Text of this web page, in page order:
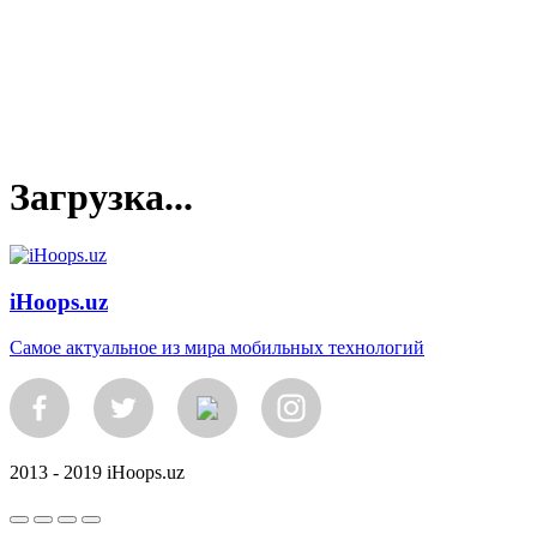
Загрузка...
iHoops.uz
Самое актуальное из мира мобильных технологий
2013 - 2019 iHoops.uz